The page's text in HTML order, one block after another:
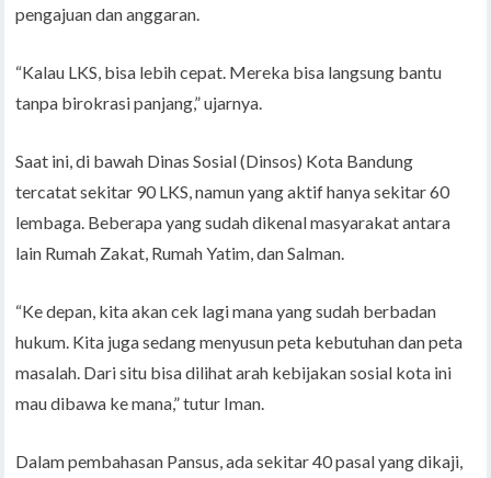
pengajuan dan anggaran.
“Kalau LKS, bisa lebih cepat. Mereka bisa langsung bantu
tanpa birokrasi panjang,” ujarnya.
Saat ini, di bawah Dinas Sosial (Dinsos) Kota Bandung
tercatat sekitar 90 LKS, namun yang aktif hanya sekitar 60
lembaga. Beberapa yang sudah dikenal masyarakat antara
lain Rumah Zakat, Rumah Yatim, dan Salman.
“Ke depan, kita akan cek lagi mana yang sudah berbadan
hukum. Kita juga sedang menyusun peta kebutuhan dan peta
masalah. Dari situ bisa dilihat arah kebijakan sosial kota ini
mau dibawa ke mana,” tutur Iman.
Dalam pembahasan Pansus, ada sekitar 40 pasal yang dikaji,